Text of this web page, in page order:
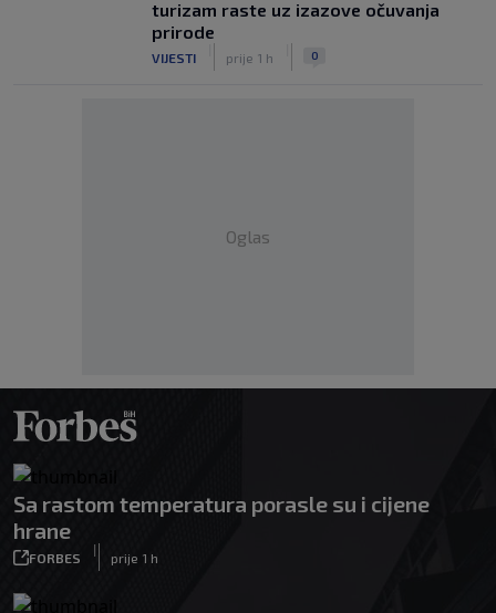
turizam raste uz izazove očuvanja
prirode
VIJESTI prije 1 h 0
Oglas
Sa rastom temperatura porasle su i cijene
hrane
FORBES
|
prije 1 h